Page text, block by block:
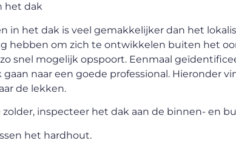
het dak
in het dak is veel gemakkelijker dan het
hebben om zich te ontwikkelen buiten het
snel mogelijk opspoort. Eenmaal
naar een goede professional. Hieronder
de lekken.
zolder, inspecteer het dak aan de binnen- en
het hardhout.